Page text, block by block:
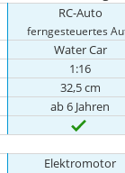
RC-Auto
ferngesteuertes
Water Car
1:16
32,5 cm
ab 6 Jahren
Elektromotor